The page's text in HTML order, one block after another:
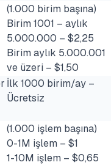
(1.000 birim başına)
Birim 1001 – aylık
5.000.000 – $2,25
Birim aylık 5.000.001
ve üzeri – $1,50
İlk 1000 birim/ay –
Ücretsiz
(1.000 işlem başına)
0-1M işlem – $1
1-10M işlem – $0,65